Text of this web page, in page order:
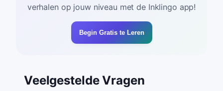
verhalen op jouw niveau met de Inklingo app!
Begin Gratis te Leren
Veelgestelde Vragen